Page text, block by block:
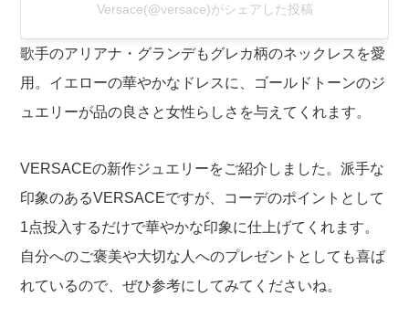
Versace(@versace)がシェアした投稿
歌手のアリアナ・グランデもグレカ柄のネックレスを愛
用。イエローの華やかなドレスに、ゴールドトーンのジ
ュエリーが品の良さと女性らしさを与えてくれます。
VERSACEの新作ジュエリーをご紹介しました。派手な
印象のあるVERSACEですが、コーデのポイントとして
1点投入するだけで華やかな印象に仕上げてくれます。
自分へのご褒美や大切な人へのプレゼントとしても喜ば
れているので、ぜひ参考にしてみてくださいね。